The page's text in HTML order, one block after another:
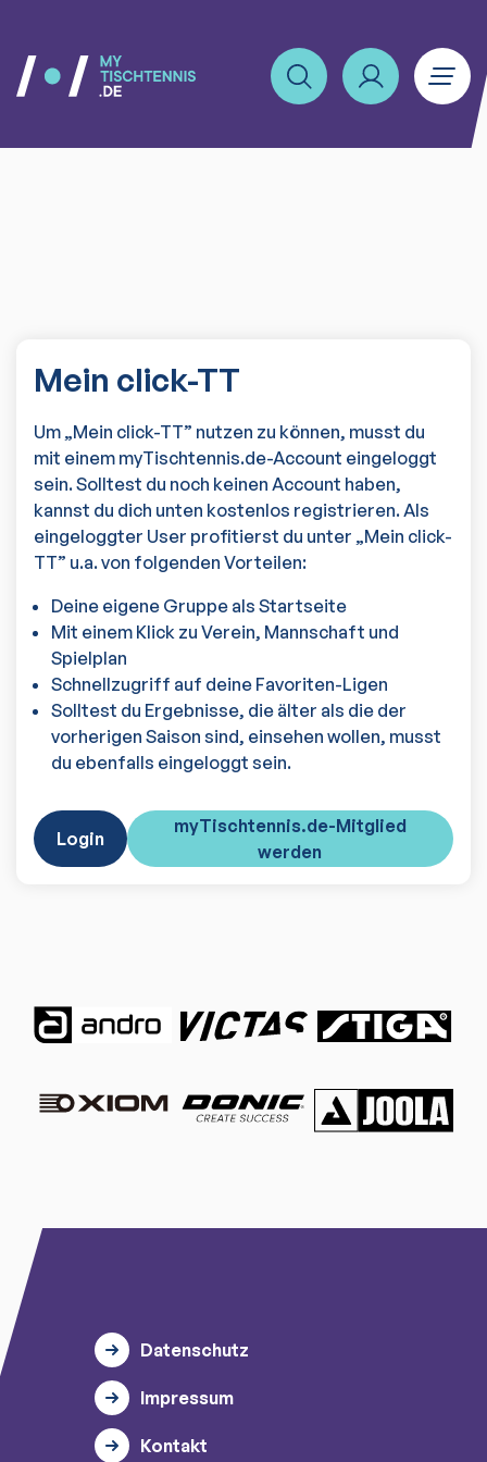
Mein click-TT
Um „Mein click-TT” nutzen zu können, musst du
mit einem myTischtennis.de-Account eingeloggt
sein. Solltest du noch keinen Account haben,
kannst du dich unten kostenlos registrieren. Als
eingeloggter User profitierst du unter „Mein click-
TT” u.a. von folgenden Vorteilen:
Deine eigene Gruppe als Startseite
Mit einem Klick zu Verein, Mannschaft und
Spielplan
Schnellzugriff auf deine Favoriten-Ligen
Solltest du Ergebnisse, die älter als die der
vorherigen Saison sind, einsehen wollen, musst
du ebenfalls eingeloggt sein.
Login
myTischtennis.de-Mitglied
werden
Datenschutz
Impressum
Kontakt